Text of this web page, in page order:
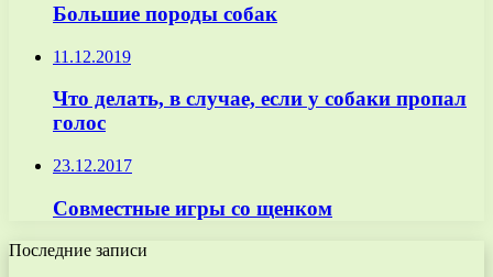
Большие породы собак
11.12.2019
Что делать, в случае, если у собаки пропал
голос
23.12.2017
Совместные игры со щенком
Последние записи